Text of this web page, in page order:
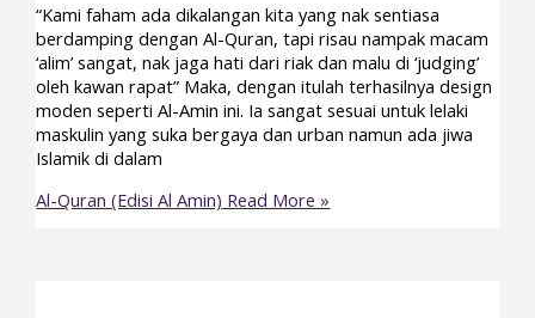
“Kami faham ada dikalangan kita yang nak sentiasa
berdamping dengan Al-Quran, tapi risau nampak macam
‘alim’ sangat, nak jaga hati dari riak dan malu di ‘judging’
oleh kawan rapat” Maka, dengan itulah terhasilnya design
moden seperti Al-Amin ini. Ia sangat sesuai untuk lelaki
maskulin yang suka bergaya dan urban namun ada jiwa
Islamik di dalam
Al-Quran (Edisi Al Amin) Read More »